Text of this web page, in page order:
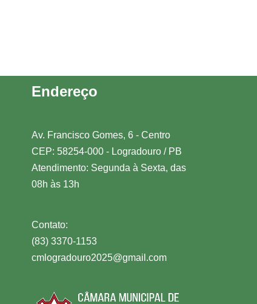
Endereço
Av. Francisco Gomes, 6 - Centro
CEP: 58254-000 - Logradouro / PB
Atendimento: Segunda à Sexta, das
08h às 13h
Contato:
(83) 3370-1153
cmlogradouro2025@gmail.com